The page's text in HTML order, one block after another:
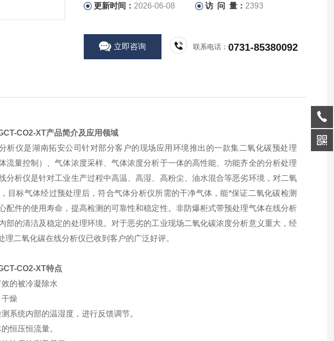
更新时间： 2026-06-08 访 问 量： 2393
立即咨询 联系电话：0731-85380092
CO2-XT产品简介及应用领域
仪是湖南拓安公司针对部分客户的现场应用环境推出的一款集二氧化碳预处理
流量控制）、气体浓度采样、气体浓度分析于一体的高性能、功能齐全的分析处理
分析仪是针对工业生产过程中高温、高湿、高粉尘、油水混合等恶劣环境，对二氧
目标气体经过预处理后，符合气体分析仪所需的干净气体，能*保证二氧化碳检测
配件的使用寿命，提高检测的可靠性和稳定性。非防爆柜式带预处理气体在线分析
部的清洁及稳定的处理环境。对于恶劣的工业现场二氧化碳浓度分析意义重大，经
二氧化碳在线分析仪已收到客户的广泛好评。
CO2-XT特点
的被冷凝除水
燥
统内部的温湿度，进行反馈调节。
恒压恒流量。